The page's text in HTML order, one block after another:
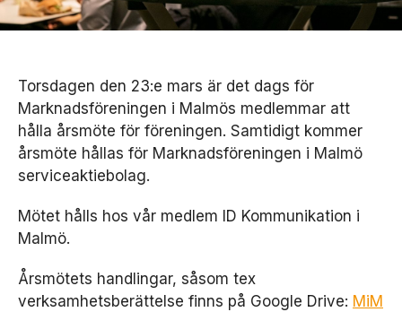
Torsdagen den 23:e mars är det dags för
Marknadsföreningen i Malmös medlemmar att
hålla årsmöte för föreningen. Samtidigt kommer
årsmöte hållas för Marknadsföreningen i Malmö
serviceaktiebolag.
Mötet hålls hos vår medlem ID Kommunikation i
Malmö.
Årsmötets handlingar, såsom tex
verksamhetsberättelse finns på Google Drive: MiM